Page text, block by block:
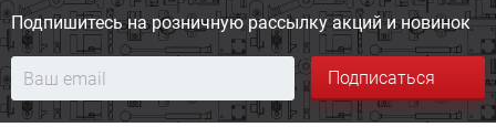
Подпишитесь на розничную рассылку акций и новинок
Подписаться